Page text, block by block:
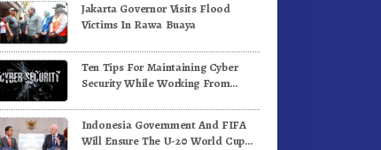
Demokrat Kabupaten
Pimpin Laskar Biru
Pemkab Karo Gelar Gerak
Jalan Kemerdekaan.!
Jakarta Governor Visits Flood
Victims In Rawa Buaya
Ten Tips For Maintaining Cyber
Security While Working From
Indonesia Government And FIFA
Will Ensure The U-20 World Cup